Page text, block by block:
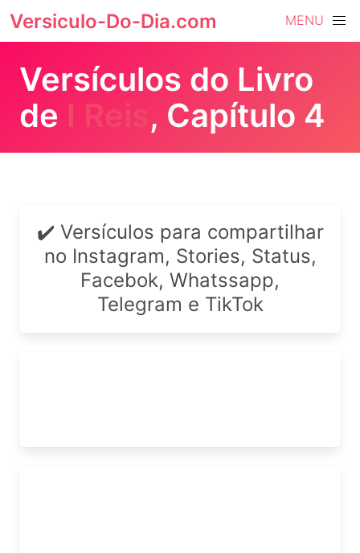
Versiculo-Do-Dia.com MENU
Versículos do Livro
de I Reis , Capítulo 4
✔️ Versículos para compartilhar
no Instagram, Stories, Status,
Facebok, Whatssapp,
Telegram e TikTok